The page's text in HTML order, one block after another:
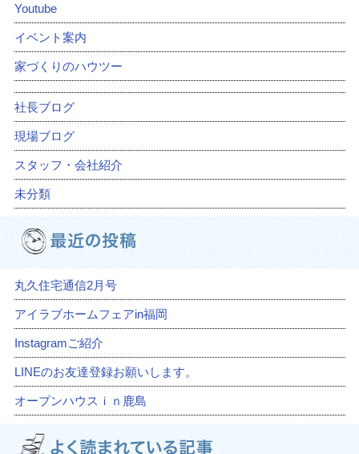
Youtube
イベント案内
家づくりのハウツー
社長ブログ
現場ブログ
スタッフ・会社紹介
未分類
丸久住宅通信2月号
アイラブホームフェアin福岡
Instagramご紹介
LINEのお友達登録お願いします。
オープンハウスｉｎ鹿島